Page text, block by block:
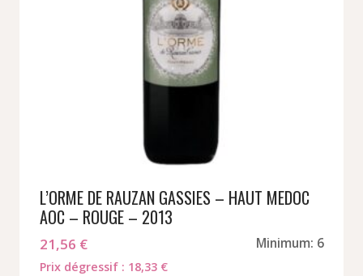
L’ORME DE RAUZAN GASSIES – HAUT MEDOC
AOC – ROUGE – 2013
21,56 € Minimum: 6
Prix dégressif : 18,33 €